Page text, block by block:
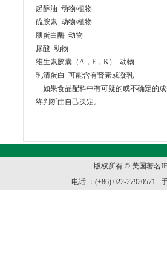
起酥油 动物/植物
硫胺素 动物/植物
胰蛋白酶 动物
尿酸 动物
维生素胶囊（A，E，K） 动物
乳清蛋白 可能含有肾素或凝乳
如果食品配料中有可疑的或不确定的
终判断由自己决定。
版权所有 © 美国著名
电话 ：(+86) 022-27920571